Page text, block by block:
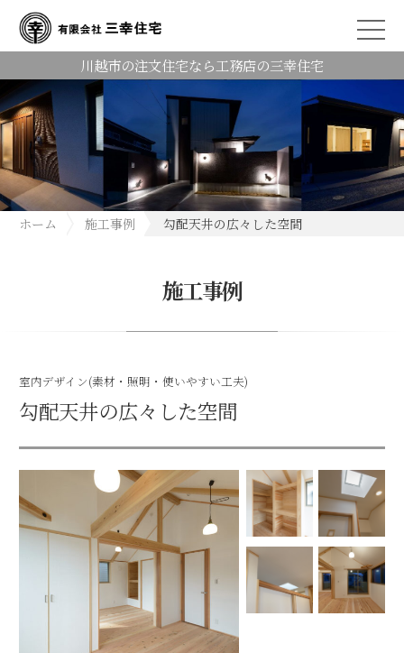
川越市の注文住宅なら工務店の三幸住宅
ホーム 施工事例 勾配天井の広々した空間
施工事例
室内デザイン(素材・照明・使いやすい工夫)
勾配天井の広々した空間